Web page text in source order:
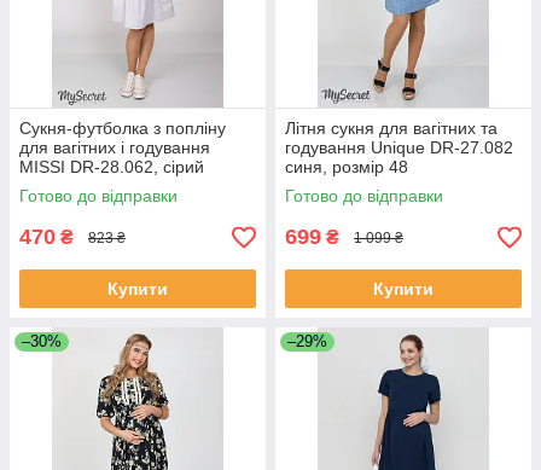
Сукня-футболка з попліну
для вагітних і годування
MISSI DR-28.062, сірий
меланж 48 розмір
Готово до відправки
470 ₴ 823 ₴
Купити
Літня сукня для вагітних та
годування Unique DR-27.082
синя, розмір 48
Готово до відправки
699 ₴ 1 099 ₴
Купити
–30% –29%